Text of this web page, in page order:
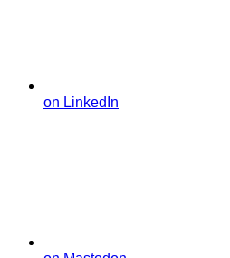
on LinkedIn